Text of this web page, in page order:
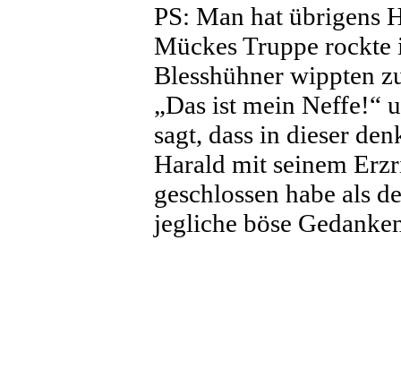
PS: Man hat übrigens
Mückes Truppe
Blesshühner wippten
„Das ist mein Neffe!“
sagt, dass in dieser
Harald mit seinem
geschlossen habe als
jegliche böse